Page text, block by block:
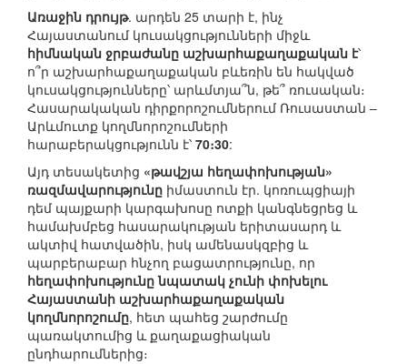
Առաջին դրույթ. արդեն 25 տարի է, ինչ
Հայաստանում կուսակցությունների միջև
հիմնական ջրբաժանը աշխարհաքաղաքական է՝
ո՞ր աշխարհաքաղաքական բևեռին են հակված
կուսակցությունները՝ արևմտյա՞ն, թե՞ ռուսական։
Հասարակական դիրքորոշումներում Ռուսաստան –
Արևմուտք կողմնորոշումների
հարաբերակցությունն է՝ 70։30:
Այդ տեսակետից «թավշյա հեղափոխության»
ռազմավարությունը իմաստուն էր. կոռուպցիայի
դեմ պայքարի կարգախոսը ոտքի կանգնեցրեց և
համախմբեց հասարակության երիտասարդ և
ակտիվ հատվածին, իսկ ամենասկզբից և
պարբերաբար հնչող բացատրությունը, որ
հեղափոխությունը նպատակ չունի փոխելու
Հայաստանի աշխարհաքաղաքական
կողմնորոշումը, հետ պահեց շարժումը
պառակտումից և քաղաքացիական
ընդհարումներից։